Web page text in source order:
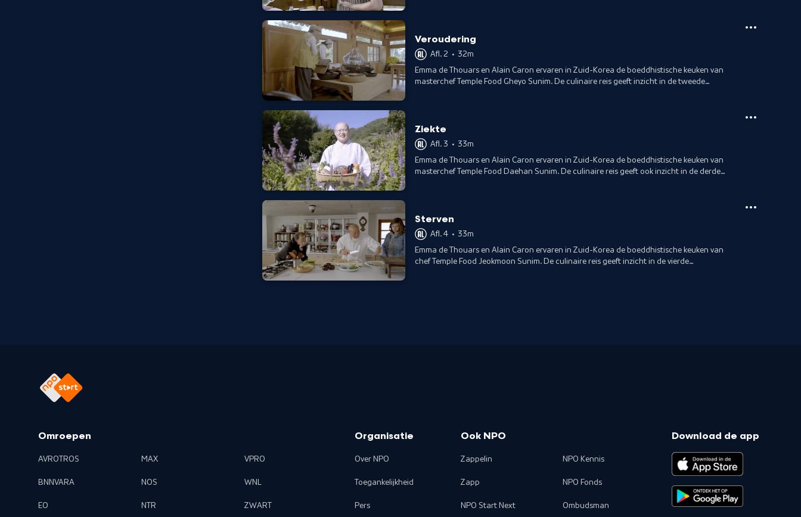
Veroudering
Afl. 2 • 32m
Emma de Thouars en Alain Caron ervaren in Zuid-Korea de boeddhistische keuken van
masterchef Temple Food Gheyo Sunim. De culinaire reis geeft inzicht in de tweede
Ziekte
Afl. 3 • 33m
Emma de Thouars en Alain Caron ervaren in Zuid-Korea de boeddhistische keuken van
masterchef Temple Food Daehan Sunim. De culinaire reis geeft ook inzicht in de derde
Sterven
Afl. 4 • 33m
Emma de Thouars en Alain Caron ervaren in Zuid-Korea de boeddhistische keuken van
chef Temple Food Jeokmoon Sunim. De culinaire reis geeft inzicht in de vierde
Omroepen
AVROTROS
BNNVARA
EO
MAX
NOS
NTR
VPRO
WNL
ZWART
Organisatie
Over NPO
Toegankelijkheid
Pers
Ook NPO
Zappelin
Zapp
NPO Start Next
NPO Kennis
NPO Fonds
Ombudsman
Download de app